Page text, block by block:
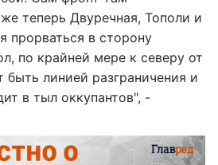
теперь Двуречная, Тополи и
прорваться в сторону
по крайней мере к северу от
быть линией разграничения и
в тыл оккупантов", -